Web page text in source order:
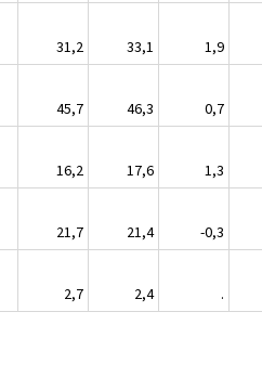
31,2
33,1
1,9
45,7
46,3
0,7
16,2
17,6
1,3
21,7
21,4
-0,3
2,7
2,4 .